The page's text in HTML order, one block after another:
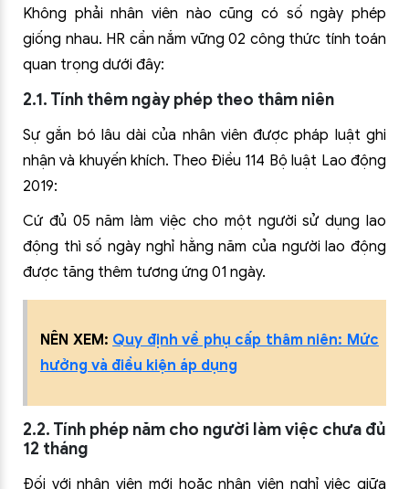
Không phải nhân viên nào cũng có số ngày phép
giống nhau. HR cần nắm vững 02 công thức tính toán
quan trọng dưới đây:
2.1. Tính thêm ngày phép theo thâm niên
Sự gắn bó lâu dài của nhân viên được pháp luật ghi
nhận và khuyến khích. Theo Điều 114 Bộ luật Lao động
2019:
Cứ đủ 05 năm làm việc cho một người sử dụng lao
động thì số ngày nghỉ hằng năm của người lao động
được tăng thêm tương ứng 01 ngày.
NÊN XEM: Quy định về phụ cấp thâm niên: Mức
hưởng và điều kiện áp dụng
2.2. Tính phép năm cho người làm việc chưa đủ
12 tháng
Đối với nhân viên mới hoặc nhân viên nghỉ việc giữa